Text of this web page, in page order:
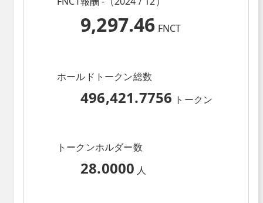
9,297.46 FNCT
ホールドトークン総数
496,421.7756 トークン
トークンホルダー数
28.0000 人